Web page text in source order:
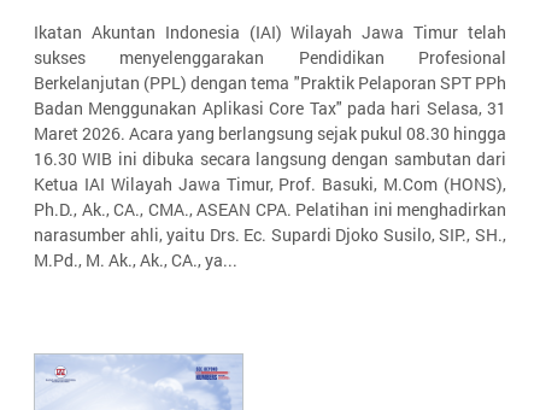
Ikatan Akuntan Indonesia (IAI) Wilayah Jawa Timur telah
sukses menyelenggarakan Pendidikan Profesional
Berkelanjutan (PPL) dengan tema "Praktik Pelaporan SPT PPh
Badan Menggunakan Aplikasi Core Tax" pada hari Selasa, 31
Maret 2026. Acara yang berlangsung sejak pukul 08.30 hingga
16.30 WIB ini dibuka secara langsung dengan sambutan dari
Ketua IAI Wilayah Jawa Timur, Prof. Basuki, M.Com (HONS),
Ph.D., Ak., CA., CMA., ASEAN CPA. Pelatihan ini menghadirkan
narasumber ahli, yaitu Drs. Ec. Supardi Djoko Susilo, SIP., SH.,
M.Pd., M. Ak., Ak., CA., ya...